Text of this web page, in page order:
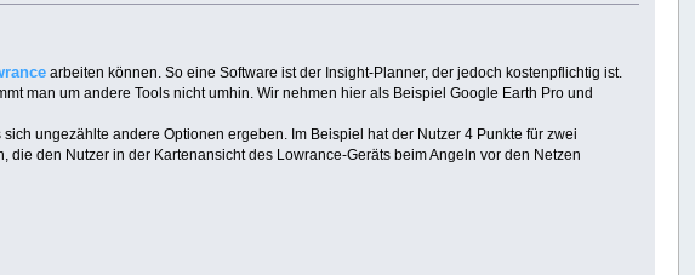
arbeiten können. So eine Software ist der Insight-Planner, der jedoch kostenpflichtig ist.
man um andere Tools nicht umhin. Wir nehmen hier als Beispiel Google Earth Pro und
ungezählte andere Optionen ergeben. Im Beispiel hat der Nutzer 4 Punkte für zwei
den Nutzer in der Kartenansicht des Lowrance-Geräts beim Angeln vor den Netzen